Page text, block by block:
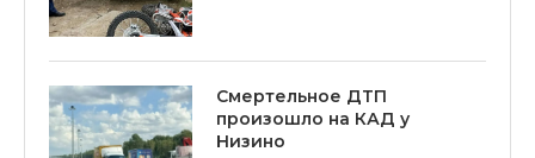
Смертельное ДТП
произошло на КАД у
Низино